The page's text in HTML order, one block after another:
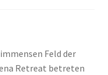
Feld der
Retreat betreten